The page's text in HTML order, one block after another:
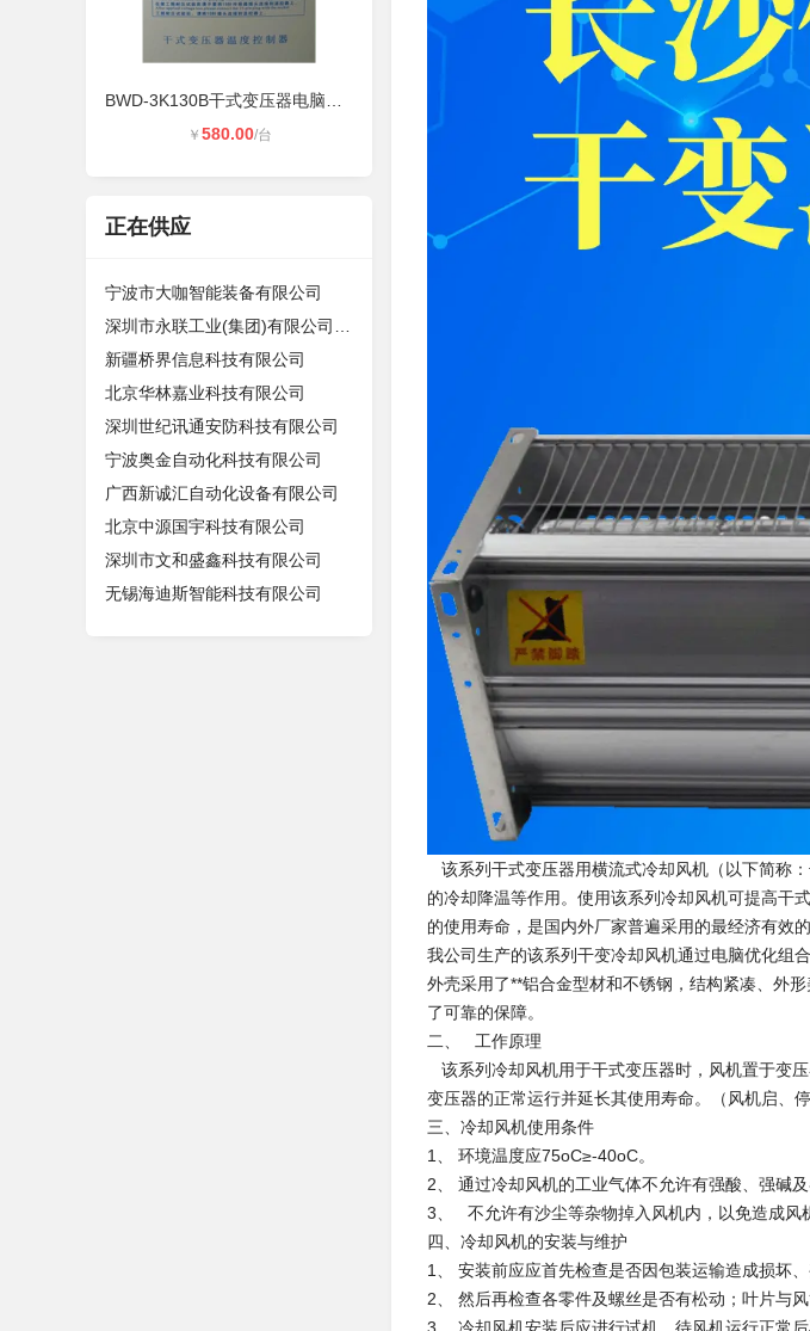
￥ 580.00/台
正在供应
宁波市大咖智能装备有限公司
新疆桥界信息科技有限公司
北京华林嘉业科技有限公司
深圳世纪讯通安防科技有限公司
宁波奥金自动化科技有限公司
广西新诚汇自动化设备有限公司
北京中源国宇科技有限公司
深圳市文和盛鑫科技有限公司
无锡海迪斯智能科技有限公司
该系列干式变压器用横流式冷却风机（以下简称
的冷却降温等作用。使用该系列冷却风机可提高干
的使用寿命，是国内外厂家普遍采用的最经济有效的
我公司生产的该系列干变冷却风机通过电脑优化组
外壳采用了**铝合金型材和不锈钢，结构紧凑、外
了可靠的保障。
二、 工作原理
该系列冷却风机用于干式变压器时，风机置于变
变压器的正常运行并延长其使用寿命。（风机启、
三、冷却风机使用条件
1、 环境温度应75oC≥-40oC。
2、 通过冷却风机的工业气体不允许有强酸、强碱及
3、 不允许有沙尘等杂物掉入风机内，以免造成风
四、冷却风机的安装与维护
1、 安装前应应首先检查是否因包装运输造成损坏
2、 然后再检查各零件及螺丝是否有松动；叶片与